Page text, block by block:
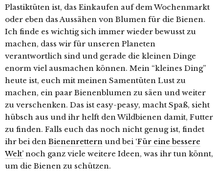
Plastiktüten ist, das Einkaufen auf dem Wochenmarkt
oder eben das Aussähen von Blumen für die Bienen.
Ich finde es wichtig sich immer wieder bewusst zu
machen, dass wir für unseren Planeten
verantwortlich sind und gerade die kleinen Dinge
enorm viel ausmachen können. Mein “kleines Ding”
heute ist, euch mit meinen Samentüten Lust zu
machen, ein paar Bienenblumen zu säen und weiter
zu verschenken. Das ist easy-peasy, macht Spaß, sieht
hübsch aus und ihr helft den Wildbienen damit, Futter
zu finden. Falls euch das noch nicht genug ist, findet
ihr bei den Bienenrettern und bei ‘Für eine bessere
Welt’ noch ganz viele weitere Ideen, was ihr tun könnt,
um die Bienen zu schützen.